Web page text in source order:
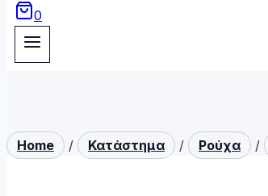
0
Home / Κατάστημα / Ρούχα /